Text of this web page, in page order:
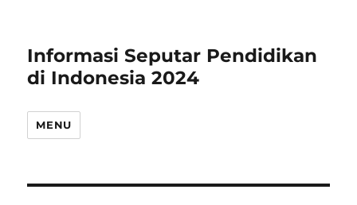
Informasi Seputar Pendidikan
di Indonesia 2024
MENU